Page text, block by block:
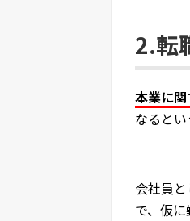
2.転
本業に関
なるとい
会社員
で、仮